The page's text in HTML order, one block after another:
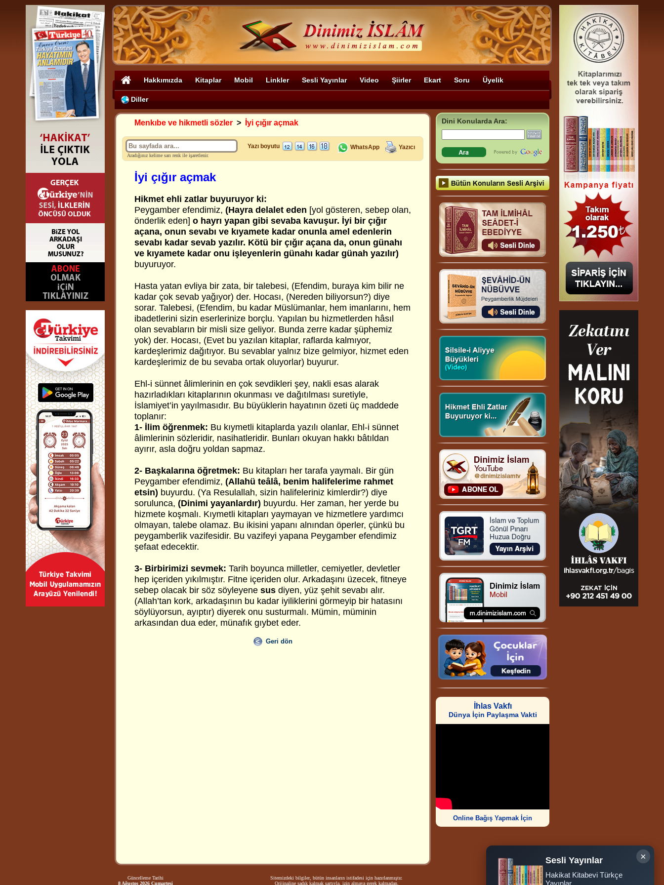
Hakkımızda Kitaplar Mobil Linkler Sesli Yayınlar Video Şiirler Ekart Soru Üyelik
Diller
Menkıbe ve hikmetli sözler > İyi çığır açmak
Aradığınız kelime sarı renk ile işaretlenir.
Yazı boyutu WhatsApp Yazıcı
İyi çığır açmak
Hikmet ehli zatlar buyuruyor ki:
Peygamber efendimiz, (Hayra delalet eden [yol gösteren, sebep olan,
önderlik eden] o hayrı yapan gibi sevaba kavuşur. İyi bir çığır
açana, onun sevabı ve kıyamete kadar onunla amel edenlerin
sevabı kadar sevab yazılır. Kötü bir çığır açana da, onun günahı
ve kıyamete kadar onu işleyenlerin günahı kadar günah yazılır)
buyuruyor.
Hasta yatan evliya bir zata, bir talebesi, (Efendim, buraya kim bilir ne
kadar çok sevab yağıyor) der. Hocası, (Nereden biliyorsun?) diye
sorar. Talebesi, (Efendim, bu kadar Müslümanlar, hem imanlarını, hem
ibadetlerini sizin eserlerinize borçlu. Yapılan bu hizmetlerden hâsıl
olan sevabların bir misli size geliyor. Bunda zerre kadar şüphemiz
yok) der. Hocası, (Evet bu yazılan kitaplar, raflarda kalmıyor,
kardeşlerimiz dağıtıyor. Bu sevablar yalnız bize gelmiyor, hizmet eden
kardeşlerimiz de bu sevaba ortak oluyorlar) buyurur.
Ehl-i sünnet âlimlerinin en çok sevdikleri şey, nakli esas alarak
hazırladıkları kitaplarının okunması ve dağıtılması suretiyle,
İslamiyet’in yayılmasıdır. Bu büyüklerin hayatının özeti üç maddede
toplanır:
1- İlim öğrenmek: Bu kıymetli kitaplarda yazılı olanlar, Ehl-i sünnet
âlimlerinin sözleridir, nasihatleridir. Bunları okuyan hakkı bâtıldan
ayırır, asla doğru yoldan sapmaz.
2- Başkalarına öğretmek: Bu kitapları her tarafa yaymalı. Bir gün
Peygamber efendimiz, (Allahü teâlâ, benim halifelerime rahmet
etsin) buyurdu. (Ya Resulallah, sizin halifeleriniz kimlerdir?) diye
sorulunca, (Dinimi yayanlardır) buyurdu. Her zaman, her yerde bu
hizmete koşmalı. Kıymetli kitapları yaymayan ve hizmetlere yardımcı
olmayan, talebe olamaz. Bu ikisini yapanı alnından öperler, çünkü bu
peygamberlik vazifesidir. Bu vazifeyi yapana Peygamber efendimiz
şefaat edecektir.
3- Birbirimizi sevmek: Tarih boyunca milletler, cemiyetler, devletler
hep içeriden yıkılmıştır. Fitne içeriden olur. Arkadaşını üzecek, fitneye
sebep olacak bir söz söyleyene sus diyen, yüz şehit sevabı alır.
(Allah’tan kork, arkadaşının bu kadar iyiliklerini görmeyip bir hatasını
söylüyorsun, ayıptır) diyerek onu susturmalı. Mümin, müminin
arkasından dua eder, münafık gıybet eder.
Geri dön
Dini Konularda Ara:
İhlas Vakfı
Dünya İçin Paylaşma Vakti
Online Bağış Yapmak İçin
Güncelleme Tarihi
8 Ağustos 2026 Cumartesi
Sitemizdeki bilgiler, bütün insanların istifadesi için hazırlanmıştır.
Orijinaline sadık kalmak şartıyla, izin almaya gerek kalmadan,
Ziyaretçi Sayısı
252.011.407
×
Sesli Yayınlar
Hakikat Kitabevi Türkçe
Yayınlar